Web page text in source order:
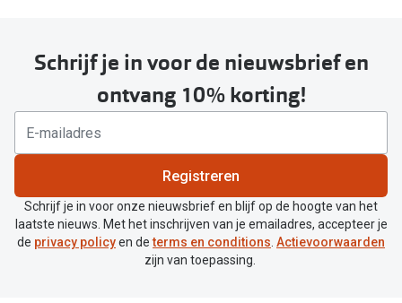
Schrijf je in voor de nieuwsbrief en
ontvang 10% korting!
Registreren
Schrijf je in voor onze nieuwsbrief en blijf op de hoogte van het
laatste nieuws. Met het inschrijven van je emailadres, accepteer je
de privacy policyen determs en conditions. Actievoorwaarden
zijn van toepassing.